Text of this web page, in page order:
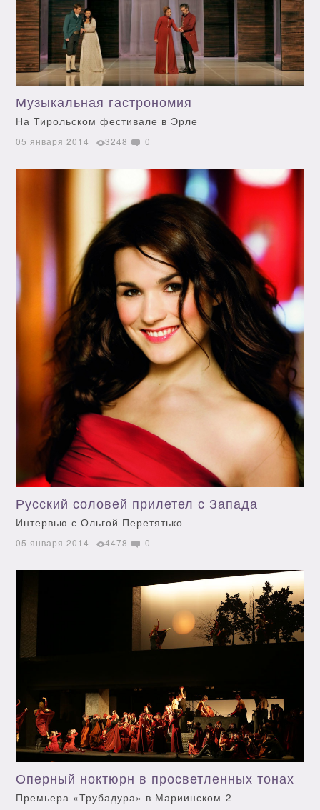
Музыкальная гастрономия
На Тирольском фестивале в Эрле
05 января 2014 3248 0
Русский соловей прилетел с Запада
Интервью с Ольгой Перетятько
05 января 2014 4478 0
Оперный ноктюрн в просветленных тонах
Премьера «Трубадура» в Мариинском-2